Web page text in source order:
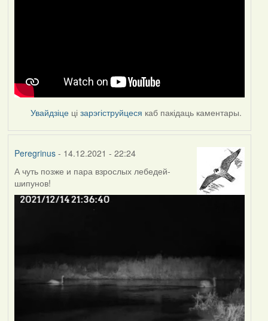
Увайдзіце цізарэгіструйцеся каб пакідаць каментары.
Peregrinus- 14.12.2021 - 22:24
А чуть позже и пара взрослых лебедей-
шипунов!